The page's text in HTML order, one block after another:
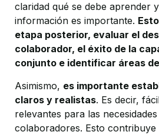
claridad qué se debe aprender
información es importante.
etapa posterior, evaluar el
colaborador, el éxito de la
conjunto e identificar áreas
Asimismo, es importante
claros y realistas. Es decir,
relevantes para las
colaboradores. Esto contribuye